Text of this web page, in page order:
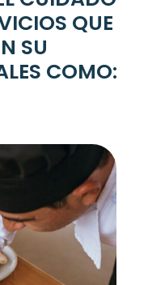
QUE
SU
COMO: